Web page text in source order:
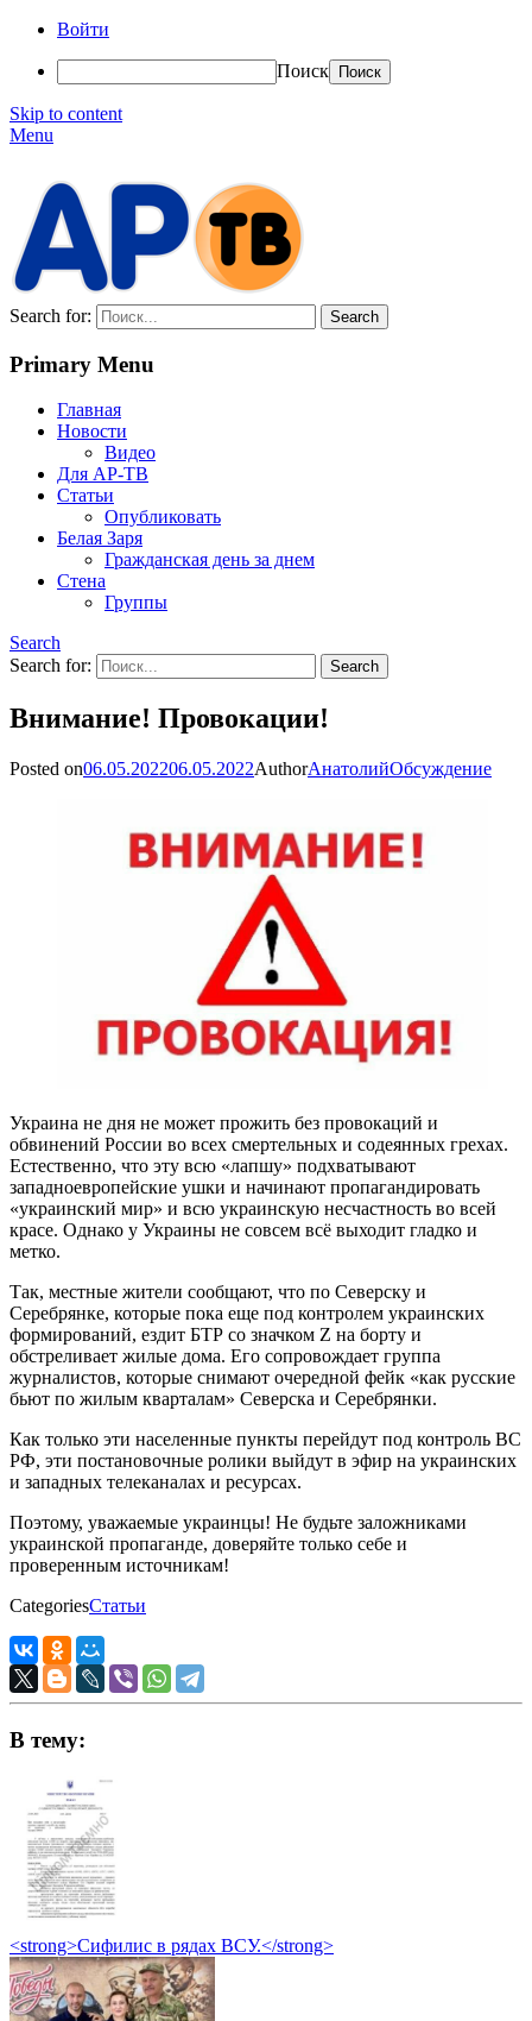
Войти
Поиск
Skip to content
Menu
Search for:
Primary Menu
Главная
Новости
Видео
Для АР-ТВ
Статьи
Опубликовать
Белая Заря
Гражданская день за днем
Стена
Группы
Search
Search for:
Внимание! Провокации!
Posted on06.05.202206.05.2022AuthorАнатолийОбсуждение
Украина не дня не может прожить без провокаций и
обвинений России во всех смертельных и содеянных грехах.
Естественно, что эту всю «лапшу» подхватывают
западноевропейские ушки и начинают пропагандировать
«украинский мир» и всю украинскую несчастность во всей
красе. Однако у Украины не совсем всё выходит гладко и
метко.
Так, местные жители сообщают, что по Северску и
Серебрянке, которые пока еще под контролем украинских
формирований, ездит БТР со значком Z на борту и
обстреливает жилые дома. Его сопровождает группа
журналистов, которые снимают очередной фейк «как русские
бьют по жилым кварталам» Северска и Серебрянки.
Как только эти населенные пункты перейдут под контроль ВС
РФ, эти постановочные ролики выйдут в эфир на украинских
и западных телеканалах и ресурсах.
Поэтому, уважаемые украинцы! Не будьте заложниками
украинской пропаганде, доверяйте только себе и
проверенным источникам!
CategoriesСтатьи
В тему:
<strong>Сифилис в рядах ВСУ.</strong>